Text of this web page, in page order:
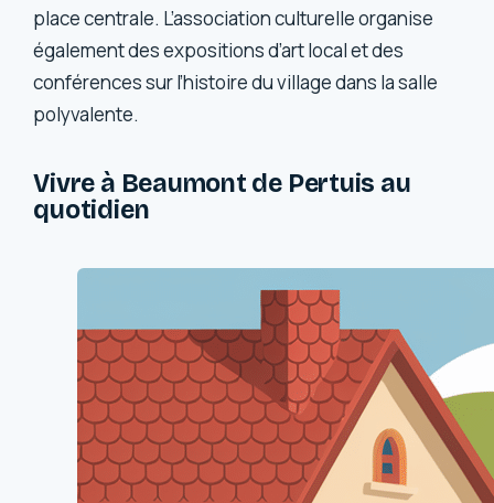
place centrale. L’association culturelle organise
également des expositions d’art local et des
conférences sur l’histoire du village dans la salle
polyvalente.
Vivre à Beaumont de Pertuis au
quotidien